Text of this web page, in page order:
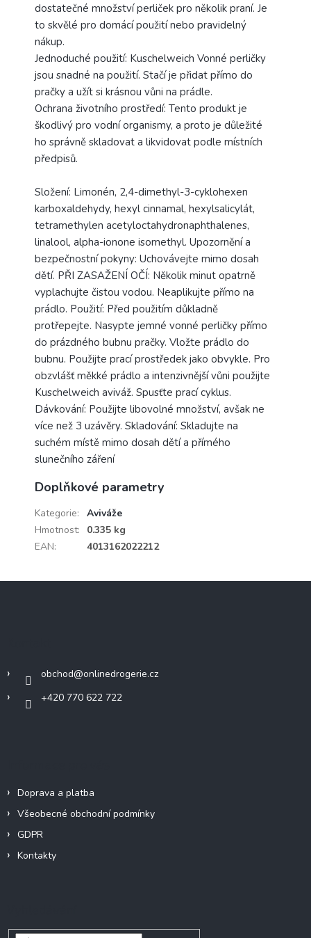
dostatečné množství perliček pro několik praní. Je
to skvělé pro domácí použití nebo pravidelný
nákup.
Jednoduché použití: Kuschelweich Vonné perličky
jsou snadné na použití. Stačí je přidat přímo do
pračky a užít si krásnou vůni na prádle.
Ochrana životního prostředí: Tento produkt je
škodlivý pro vodní organismy, a proto je důležité
ho správně skladovat a likvidovat podle místních
předpisů.
Složení: Limonén, 2,4-dimethyl-3-cyklohexen
karboxaldehydy, hexyl cinnamal, hexylsalicylát,
tetramethylen acetyloctahydronaphthalenes,
linalool, alpha-ionone isomethyl. Upozornění a
bezpečnostní pokyny: Uchovávejte mimo dosah
dětí. PŘI ZASAŽENÍ OČÍ: Několik minut opatrně
vyplachujte čistou vodou. Neaplikujte přímo na
prádlo. Použití: Před použitím důkladně
protřepejte. Nasypte jemné vonné perličky přímo
do prázdného bubnu pračky. Vložte prádlo do
bubnu. Použijte prací prostředek jako obvykle. Pro
obzvlášť měkké prádlo a intenzivnější vůni použijte
Kuschelweich aviváž. Spusťte prací cyklus.
Dávkování: Použijte libovolné množství, avšak ne
více než 3 uzávěry. Skladování: Skladujte na
suchém místě mimo dosah dětí a přímého
slunečního záření
Doplňkové parametry
Kategorie:
Aviváže
Hmotnost:
0.335 kg
EAN: 4013162022212
obchod@onlinedrogerie.cz
+420 770 622 722
Doprava a platba
Všeobecné obchodní podmínky
GDPR
Kontakty